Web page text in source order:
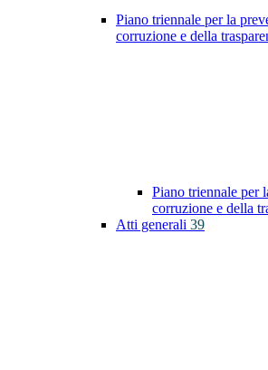
Piano triennale per la
corruzione e della
Piano triennale per
corruzione e della
Atti generali 39